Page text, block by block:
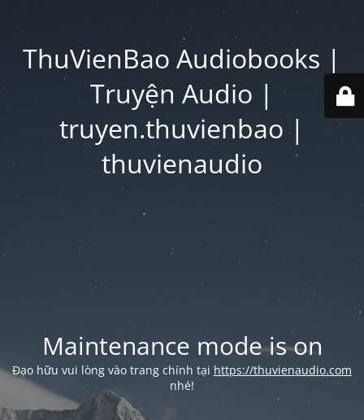
ThuVienBao Audiobooks |
Truyện Audio |
truyen.thuvienbao |
thuvienaudio
Maintenance mode is on
Đạo hữu vui lòng vào trang chính tại https://thuvienaudio.com
nhé!